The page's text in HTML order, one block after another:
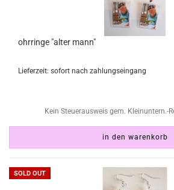
ohrringe "alter mann"
Lieferzeit: sofort nach zahlungseingang
Kein Steuerausweis gem. Kleinuntern.-
in den warenkorb
SOLD OUT